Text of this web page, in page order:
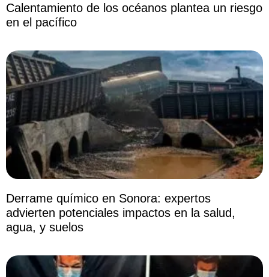
Calentamiento de los océanos plantea un riesgo
en el pacífico
Derrame químico en Sonora: expertos
advierten potenciales impactos en la salud,
agua, y suelos